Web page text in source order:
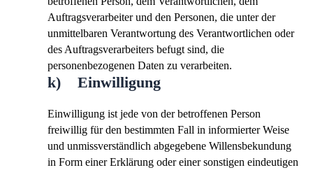
Auftragsverarbeiter und den Personen, die unter der
unmittelbaren Verantwortung des Verantwortlichen oder
des Auftragsverarbeiters befugt sind, die
personenbezogenen Daten zu verarbeiten.
k) Einwilligung
Einwilligung ist jede von der betroffenen Person
freiwillig für den bestimmten Fall in informierter Weise
und unmissverständlich abgegebene Willensbekundung
in Form einer Erklärung oder einer sonstigen eindeutigen